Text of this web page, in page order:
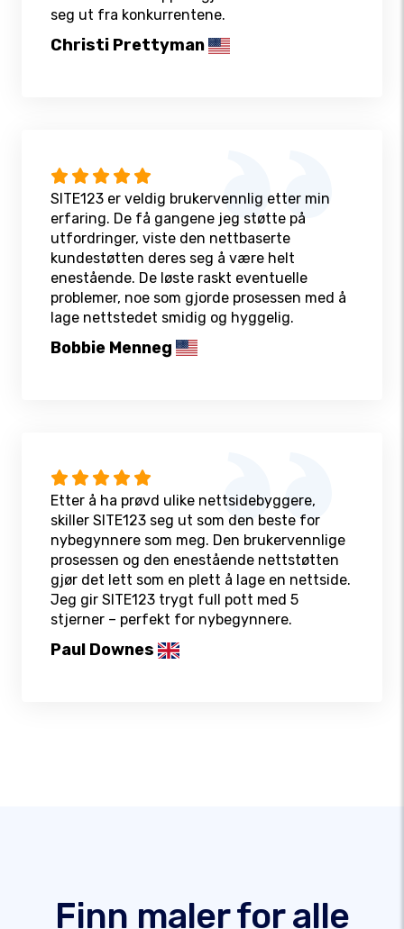
seg ut fra konkurrentene.
Christi Prettyman
SITE123 er veldig brukervennlig etter min
erfaring. De få gangene jeg støtte på
utfordringer, viste den nettbaserte
kundestøtten deres seg å være helt
enestående. De løste raskt eventuelle
problemer, noe som gjorde prosessen med å
lage nettstedet smidig og hyggelig.
Bobbie Menneg
Etter å ha prøvd ulike nettsidebyggere,
skiller SITE123 seg ut som den beste for
nybegynnere som meg. Den brukervennlige
prosessen og den enestående nettstøtten
gjør det lett som en plett å lage en nettside.
Jeg gir SITE123 trygt full pott med 5
stjerner – perfekt for nybegynnere.
Paul Downes
Finn maler for alle